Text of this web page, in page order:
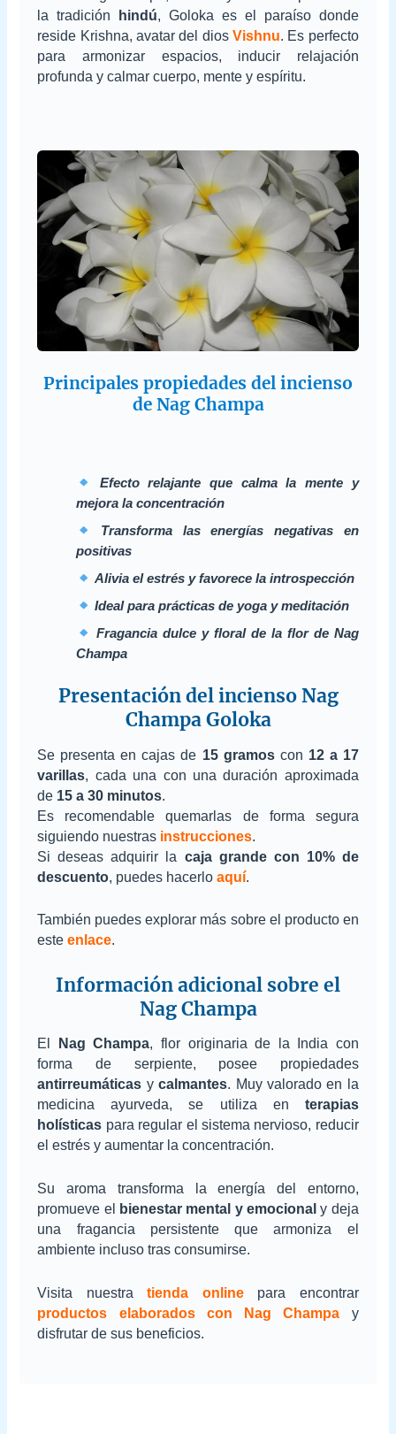
la tradición
hindú, Goloka es el paraíso donde
reside Krishna, avatar del dios Vishnu. Es perfecto
para armonizar espacios, inducir relajación
profunda y calmar cuerpo, mente y espíritu.
Principales propiedades del incienso
de Nag Champa
Efecto relajante que calma la mente y
mejora la concentración
Transforma las energías negativas en
positivas
Alivia el estrés y favorece la introspección
Ideal para prácticas de yoga y meditación
Fragancia dulce y floral de la flor de Nag
Champa
Presentación del incienso Nag
Champa Goloka
Se presenta en cajas de 15 gramoscon 12 a 17
varillas, cada una con una duración aproximada
de 15 a 30 minutos.
Es recomendable quemarlas de forma segura
siguiendo nuestras instrucciones.
Si deseas adquirir la caja grande con 10% de
descuento, puedes hacerloaquí.
También puedes explorar más sobre el producto en
esteenlace.
Información adicional sobre el
Nag Champa
El Nag Champa, flor originaria de la India con
forma de serpiente, posee propiedades
antirreumáticas ycalmantes. Muy valorado en la
medicina ayurveda, se utiliza en terapias
holísticas para regular el sistema nervioso, reducir
el estrés y aumentar la concentración.
Su aroma transforma la energía del entorno,
promueve el
bienestar mental y emocional y deja
una fragancia persistente que armoniza el
ambiente incluso tras consumirse.
Visita nuestratienda onlinepara encontrar
productos elaborados con Nag Champa y
disfrutar de sus beneficios.